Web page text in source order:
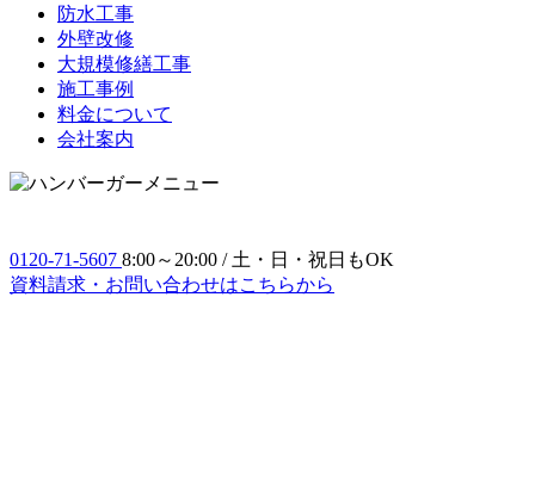
防⽔⼯事
外壁改修
大規模修繕工事
施工事例
料金について
会社案内
0120-71-5607 8:00～20:00 / 土・日・祝日もOK
資料請求・お問い合わせはこちらから